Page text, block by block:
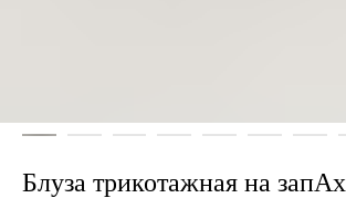
Блуза трикотажная на запАх